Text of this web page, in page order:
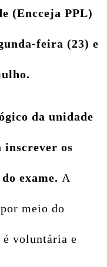
(Encceja PPL)
feira (23) e
da unidade
inscrever os
exame. A
meio do
voluntária e